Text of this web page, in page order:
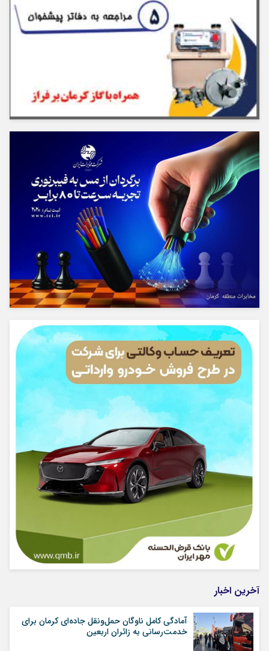
آخرین اخبار
آمادگی کامل ناوگان حمل‌ونقل جاده‌ای کرمان برای
خدمت‌رسانی به زائران اربعین